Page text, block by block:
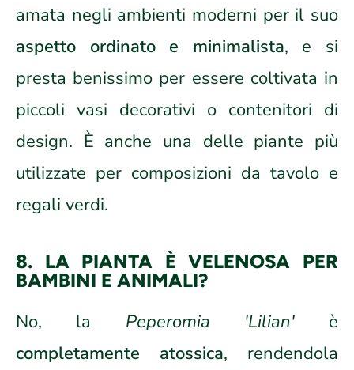
amata negli ambienti moderni per il suo
aspetto ordinato e minimalista, e si
presta benissimo per essere coltivata in
piccoli vasi decorativi o contenitori di
design. È anche una delle piante più
utilizzate per composizioni da tavolo e
regali verdi.
8. LA PIANTA È VELENOSA PER
BAMBINI E ANIMALI?
No, la Peperomia 'Lilian'è
completamente atossica, rendendola